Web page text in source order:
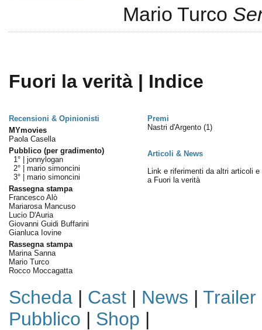
Mario Turco
Fuori la verità | Indice
Recensioni & Opinionisti
Premi
MYmovies
Paola Casella
Pubblico (per gradimento)
1° | jonnylogan
2° | mario simoncini
3° | mario simoncini
Rassegna stampa
Francesco Alò
Mariarosa Mancuso
Lucio D'Auria
Giovanni Guidi Buffarini
Gianluca Iovine
Rassegna stampa
Marina Sanna
Mario Turco
Rocco Moccagatta
Nastri d'Argento (1)
Articoli & News
Link e riferimenti da altri articoli e
a Fuori la verità
Scheda| Cast| News | Trailer
Pubblico | Shop |